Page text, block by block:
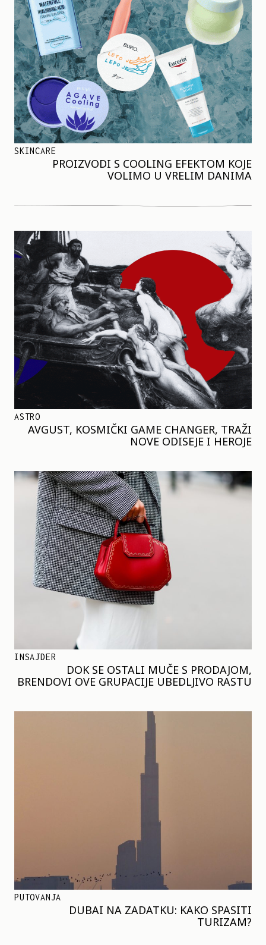
SKINCARE
PROIZVODI S COOLING EFEKTOM KOJE
VOLIMO U VRELIM DANIMA
ASTRO
AVGUST, KOSMIČKI GAME CHANGER, TRAŽI
NOVE ODISEJE I HEROJE
INSAJDER
DOK SE OSTALI MUČE S PRODAJOM,
BRENDOVI OVE GRUPACIJE UBEDLJIVO RASTU
PUTOVANJA
DUBAI NA ZADATKU: KAKO SPASITI
TURIZAM?